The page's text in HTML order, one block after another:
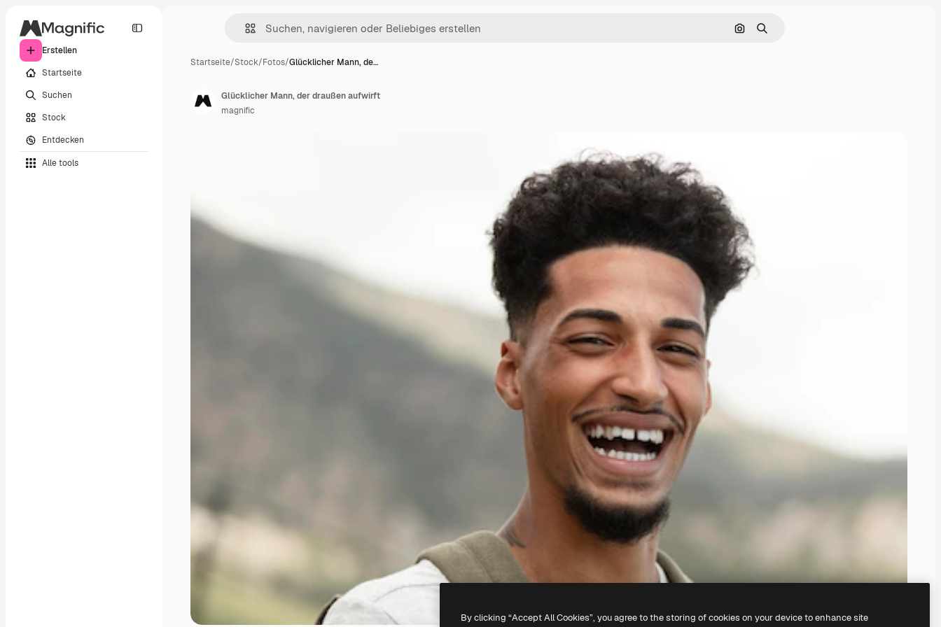
Erstellen
Startseite
Suchen
Stock
Entdecken
Alle tools
Nach Bild suchen
Suchen
Startseite/Stock/Fotos/Glücklicher Mann, de…
Glücklicher Mann, der draußen aufwirft
magnific
By clicking “Accept All Cookies”, you agree to the storing of cookies on your device to enhance site